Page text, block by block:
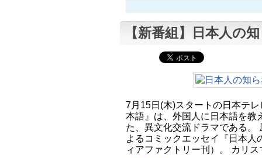
【新番組】日本人の
7月15日(木)スタートの日本テ
本語』は、外国人に日本語を教
た、異文化交流ドラマである。
よるコミックエッセイ『日本人
ィアファクトリー刊）。 カリ